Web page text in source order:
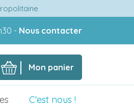
- Nous contacter
Mon panier
C'est nous !